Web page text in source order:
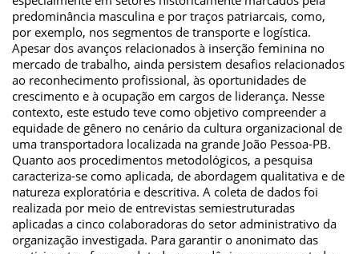
predominância masculina e por traços patriarcais, como,
por exemplo, nos segmentos de transporte e logística.
Apesar dos avanços relacionados à inserção feminina no
mercado de trabalho, ainda persistem desafios relacionados
ao reconhecimento profissional, às oportunidades de
crescimento e à ocupação em cargos de liderança. Nesse
contexto, este estudo teve como objetivo compreender a
equidade de gênero no cenário da cultura organizacional de
uma transportadora localizada na grande João Pessoa-PB.
Quanto aos procedimentos metodológicos, a pesquisa
caracteriza-se como aplicada, de abordagem qualitativa e de
natureza exploratória e descritiva. A coleta de dados foi
realizada por meio de entrevistas semiestruturadas
aplicadas a cinco colaboradoras do setor administrativo da
organização investigada. Para garantir o anonimato das